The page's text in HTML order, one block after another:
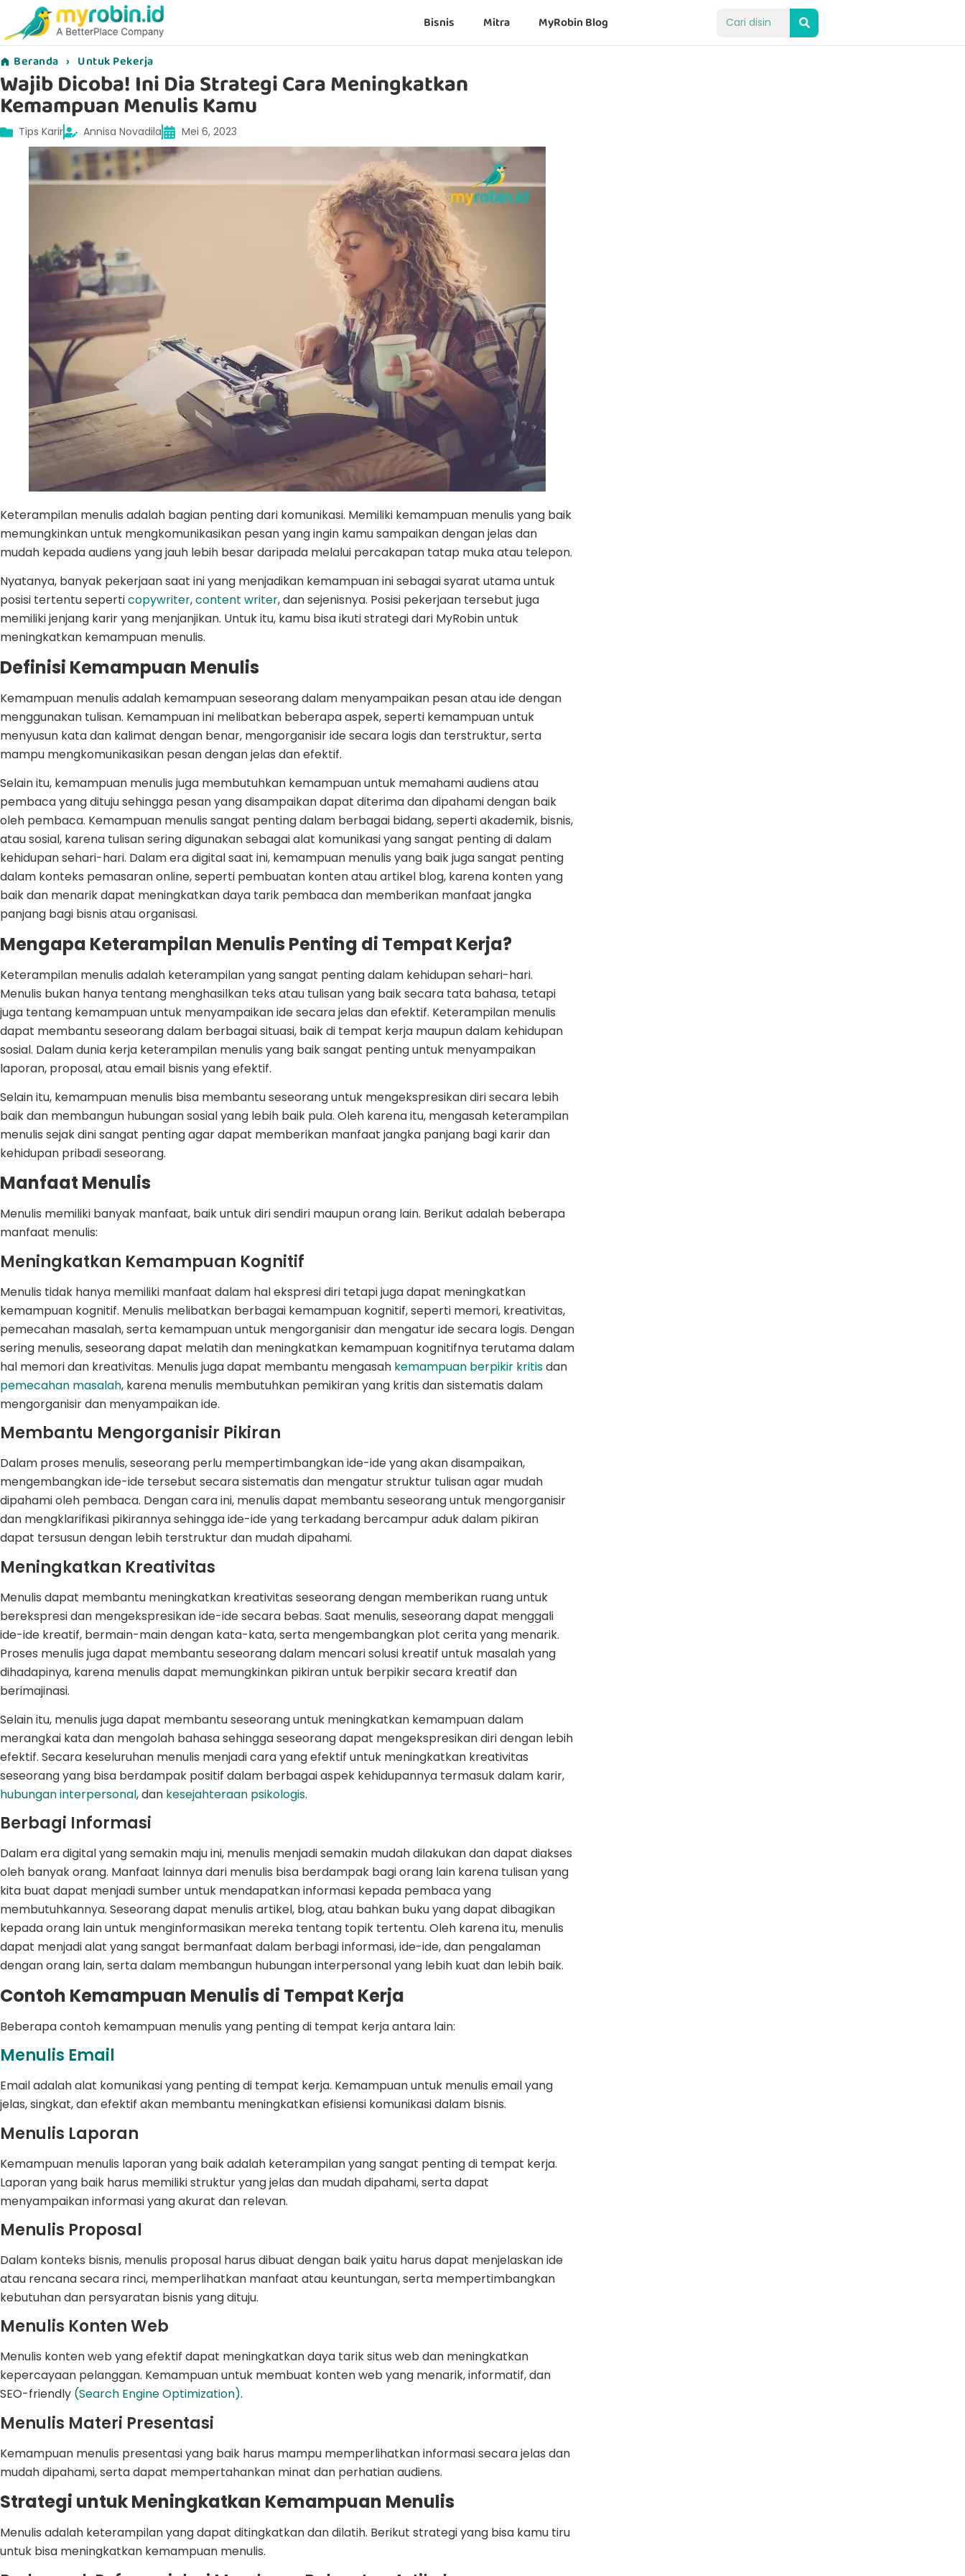
Bisnis Mitra MyRobin Blog
Beranda › Untuk Pekerja
Wajib Dicoba! Ini Dia Strategi Cara Meningkatkan
Kemampuan Menulis Kamu
Tips Karir Annisa Novadila Mei 6, 2023
Keterampilan menulis adalah bagian penting dari komunikasi. Memiliki kemampuan menulis yang baik
memungkinkan untuk mengkomunikasikan pesan yang ingin kamu sampaikan dengan jelas dan
mudah kepada audiens yang jauh lebih besar daripada melalui percakapan tatap muka atau telepon.
Nyatanya, banyak pekerjaan saat ini yang menjadikan kemampuan ini sebagai syarat utama untuk
posisi tertentu seperticopywriter,content writer, dan sejenisnya. Posisi pekerjaan tersebut juga
memiliki jenjang karir yang menjanjikan. Untuk itu, kamu bisa ikuti strategi dari MyRobin untuk
meningkatkan kemampuan menulis.
Definisi Kemampuan Menulis
Kemampuan menulis adalah kemampuan seseorang dalam menyampaikan pesan atau ide dengan
menggunakan tulisan. Kemampuan ini melibatkan beberapa aspek, seperti kemampuan untuk
menyusun kata dan kalimat dengan benar, mengorganisir ide secara logis dan terstruktur, serta
mampu mengkomunikasikan pesan dengan jelas dan efektif.
Selain itu, kemampuan menulis juga membutuhkan kemampuan untuk memahami audiens atau
pembaca yang dituju sehingga pesan yang disampaikan dapat diterima dan dipahami dengan baik
oleh pembaca. Kemampuan menulis sangat penting dalam berbagai bidang, seperti akademik, bisnis,
atau sosial, karena tulisan sering digunakan sebagai alat komunikasi yang sangat penting di dalam
kehidupan sehari-hari. Dalam era digital saat ini, kemampuan menulis yang baik juga sangat penting
dalam konteks pemasaran online, seperti pembuatan konten atau artikel blog, karena konten yang
baik dan menarik dapat meningkatkan daya tarik pembaca dan memberikan manfaat jangka
panjang bagi bisnis atau organisasi.
Mengapa Keterampilan Menulis Penting di Tempat Kerja?
Keterampilan menulis adalah keterampilan yang sangat penting dalam kehidupan sehari-hari.
Menulis bukan hanya tentang menghasilkan teks atau tulisan yang baik secara tata bahasa, tetapi
juga tentang kemampuan untuk menyampaikan ide secara jelas dan efektif. Keterampilan menulis
dapat membantu seseorang dalam berbagai situasi, baik di tempat kerja maupun dalam kehidupan
sosial. Dalam dunia kerja keterampilan menulis yang baik sangat penting untuk menyampaikan
laporan, proposal, atau email bisnis yang efektif.
Selain itu, kemampuan menulis bisa membantu seseorang untuk mengekspresikan diri secara lebih
baik dan membangun hubungan sosial yang lebih baik pula. Oleh karena itu, mengasah keterampilan
menulis sejak dini sangat penting agar dapat memberikan manfaat jangka panjang bagi karir dan
kehidupan pribadi seseorang.
Manfaat Menulis
Menulis memiliki banyak manfaat, baik untuk diri sendiri maupun orang lain. Berikut adalah beberapa
manfaat menulis:
Meningkatkan Kemampuan Kognitif
Menulis tidak hanya memiliki manfaat dalam hal ekspresi diri tetapi juga dapat meningkatkan
kemampuan kognitif. Menulis melibatkan berbagai kemampuan kognitif, seperti memori, kreativitas,
pemecahan masalah, serta kemampuan untuk mengorganisir dan mengatur ide secara logis. Dengan
sering menulis, seseorang dapat melatih dan meningkatkan kemampuan kognitifnya terutama dalam
hal memori dan kreativitas. Menulis juga dapat membantu mengasah kemampuan berpikir kritisdan
pemecahan masalah, karena menulis membutuhkan pemikiran yang kritis dan sistematis dalam
mengorganisir dan menyampaikan ide.
Membantu Mengorganisir Pikiran
Dalam proses menulis, seseorang perlu mempertimbangkan ide-ide yang akan disampaikan,
mengembangkan ide-ide tersebut secara sistematis dan mengatur struktur tulisan agar mudah
dipahami oleh pembaca. Dengan cara ini, menulis dapat membantu seseorang untuk mengorganisir
dan mengklarifikasi pikirannya sehingga ide-ide yang terkadang bercampur aduk dalam pikiran
dapat tersusun dengan lebih terstruktur dan mudah dipahami.
Meningkatkan Kreativitas
Menulis dapat membantu meningkatkan kreativitas seseorang dengan memberikan ruang untuk
berekspresi dan mengekspresikan ide-ide secara bebas. Saat menulis, seseorang dapat menggali
ide-ide kreatif, bermain-main dengan kata-kata, serta mengembangkan plot cerita yang menarik.
Proses menulis juga dapat membantu seseorang dalam mencari solusi kreatif untuk masalah yang
dihadapinya, karena menulis dapat memungkinkan pikiran untuk berpikir secara kreatif dan
berimajinasi.
Selain itu, menulis juga dapat membantu seseorang untuk meningkatkan kemampuan dalam
merangkai kata dan mengolah bahasa sehingga seseorang dapat mengekspresikan diri dengan lebih
efektif. Secara keseluruhan menulis menjadi cara yang efektif untuk meningkatkan kreativitas
seseorang yang bisa berdampak positif dalam berbagai aspek kehidupannya termasuk dalam karir,
hubungan interpersonal, dan kesejahteraan psikologis.
Berbagi Informasi
Dalam era digital yang semakin maju ini, menulis menjadi semakin mudah dilakukan dan dapat diakses
oleh banyak orang. Manfaat lainnya dari menulis bisa berdampak bagi orang lain karena tulisan yang
kita buat dapat menjadi sumber untuk mendapatkan informasi kepada pembaca yang
membutuhkannya. Seseorang dapat menulis artikel, blog, atau bahkan buku yang dapat dibagikan
kepada orang lain untuk menginformasikan mereka tentang topik tertentu. Oleh karena itu, menulis
dapat menjadi alat yang sangat bermanfaat dalam berbagi informasi, ide-ide, dan pengalaman
dengan orang lain, serta dalam membangun hubungan interpersonal yang lebih kuat dan lebih baik.
Contoh Kemampuan Menulis di Tempat Kerja
Beberapa contoh kemampuan menulis yang penting di tempat kerja antara lain:
Menulis Email
Email adalah alat komunikasi yang penting di tempat kerja. Kemampuan untuk menulis email yang
jelas, singkat, dan efektif akan membantu meningkatkan efisiensi komunikasi dalam bisnis.
Menulis Laporan
Kemampuan menulis laporan yang baik adalah keterampilan yang sangat penting di tempat kerja.
Laporan yang baik harus memiliki struktur yang jelas dan mudah dipahami, serta dapat
menyampaikan informasi yang akurat dan relevan.
Menulis Proposal
Dalam konteks bisnis, menulis proposal harus dibuat dengan baik yaitu harus dapat menjelaskan ide
atau rencana secara rinci, memperlihatkan manfaat atau keuntungan, serta mempertimbangkan
kebutuhan dan persyaratan bisnis yang dituju.
Menulis Konten Web
Menulis konten web yang efektif dapat meningkatkan daya tarik situs web dan meningkatkan
kepercayaan pelanggan. Kemampuan untuk membuat konten web yang menarik, informatif, dan
SEO-friendly (Search Engine Optimization).
Menulis Materi Presentasi
Kemampuan menulis presentasi yang baik harus mampu memperlihatkan informasi secara jelas dan
mudah dipahami, serta dapat mempertahankan minat dan perhatian audiens.
Strategi untuk Meningkatkan Kemampuan Menulis
Menulis adalah keterampilan yang dapat ditingkatkan dan dilatih. Berikut strategi yang bisa kamu tiru
untuk bisa meningkatkan kemampuan menulis.